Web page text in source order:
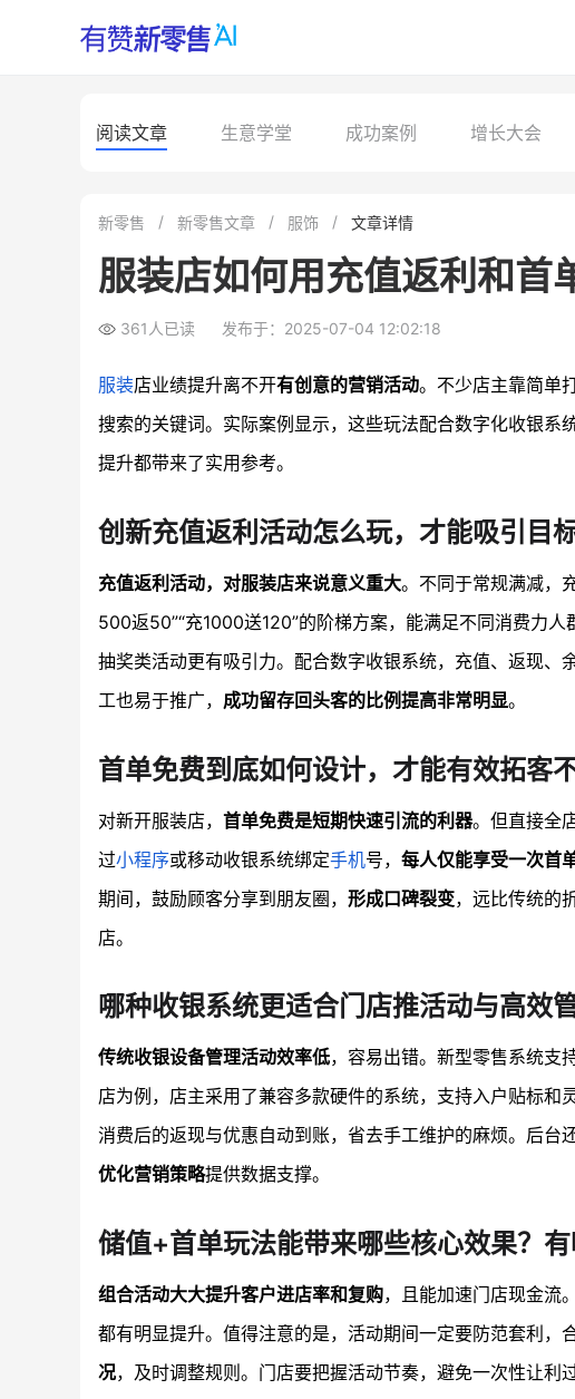
阅读文章 生意学堂 成功案例 增长大会
新零售 新零售文章 服饰 文章详情
服装店如何用充值返利和首
361人已读 发布于：2025-07-04 12:02:18
服装店业绩提升离不开有创意的营销活动。不少店主靠简单
搜索的关键词。实际案例显示，这些玩法配合数字化收银
提升都带来了实用参考。
创新充值返利活动怎么玩，才能吸引目
充值返利活动，对服装店来说意义重大。不同于常规满减，
500返50”“充1000送120”的阶梯方案，能满足不同消费力人
抽奖类活动更有吸引力。配合数字收银系统，充值、返现
工也易于推广， 成功留存回头客的比例提高非常明显。
首单免费到底如何设计，才能有效拓客
对新开服装店， 首单免费是短期快速引流的利器。但直接全
过小程序或移动收银系统绑定手机号， 每人仅能享受一次首
期间，鼓励顾客分享到朋友圈， 形成口碑裂变，远比传统的
店。
哪种收银系统更适合门店推活动与高效管
传统收银设备管理活动效率低，容易出错。新型零售系统支
店为例，店主采用了兼容多款硬件的系统，支持入户贴标和灵
消费后的返现与优惠自动到账，省去手工维护的麻烦。后
优化营销策略提供数据支撑。
储值+首单玩法能带来哪些核心效果？有
组合活动大大提升客户进店率和复购，且能加速门店现金流
都有明显提升。值得注意的是，活动期间一定要防范套利，
况，及时调整规则。门店要把握活动节奏，避免一次性让